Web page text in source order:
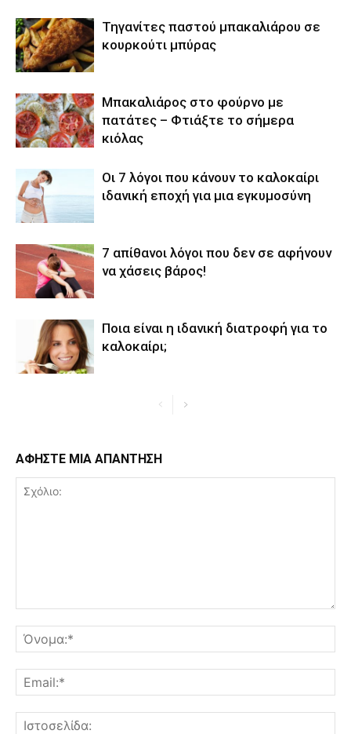
Τηγανίτες παστού μπακαλιάρου σε
κουρκούτι μπύρας
Μπακαλιάρος στο φούρνο με
πατάτες – Φτιάξτε το σήμερα
κιόλας
Οι 7 λόγοι που κάνουν το καλοκαίρι
ιδανική εποχή για μια εγκυμοσύνη
7 απίθανοι λόγοι που δεν σε αφήνουν
να χάσεις βάρος!
Ποια είναι η ιδανική διατροφή για το
καλοκαίρι;
ΑΦΗΣΤΕ ΜΙΑ ΑΠΑΝΤΗΣΗ